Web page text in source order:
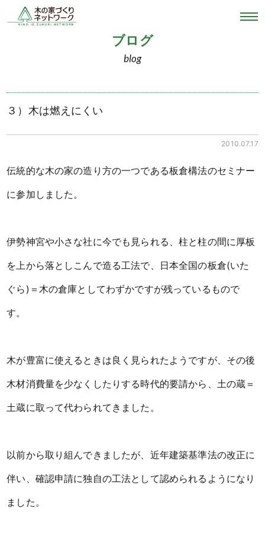
ブログ
blog
３）木は燃えにくい
2010.07.17
伝統的な木の家の造り方の一つである板倉構法のセミナー
に参加しました。
伊勢神宮や小さな社に今でも見られる、柱と柱の間に厚板
を上から落としこんで造る工法で、日本全国の板倉(いた
ぐら)＝木の倉庫としてわずかですが残っているもので
す。
木が豊富に使えるときは良く見られたようですが、その後
木材消費量を少なくしたりする時代的要請から、土の蔵＝
土蔵に取って代わられてきました。
以前から取り組んできましたが、近年建築基準法の改正に
伴い、確認申請に独自の工法として認められるようになり
ました。